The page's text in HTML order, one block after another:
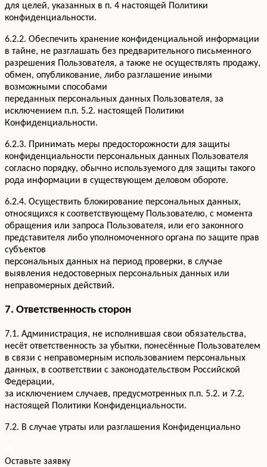
для целей, указанных в п. 4 настоящей Политики
конфиденциальности.
6.2.2. Обеспечить хранение конфиденциальной информации
в тайне, не разглашать без предварительного письменного
разрешения Пользователя, а также не осуществлять продажу,
обмен, опубликование, либо разглашение иными
возможными способами
переданных персональных данных Пользователя, за
исключением п.п. 5.2. настоящей Политики
Конфиденциальности.
6.2.3. Принимать меры предосторожности для защиты
конфиденциальности персональных данных Пользователя
согласно порядку, обычно используемого для защиты такого
рода информации в существующем деловом обороте.
6.2.4. Осуществить блокирование персональных данных,
относящихся к соответствующему Пользователю, с момента
обращения или запроса Пользователя, или его законного
представителя либо уполномоченного органа по защите прав
субъектов
персональных данных на период проверки, в случае
выявления недостоверных персональных данных или
неправомерных действий.
7. Ответственность сторон
7.1. Администрация, не исполнившая свои обязательства,
несёт ответственность за убытки, понесённые Пользователем
в связи с неправомерным использованием персональных
данных, в соответствии с законодательством Российской
Федерации,
за исключением случаев, предусмотренных п.п. 5.2. и 7.2.
настоящей Политики Конфиденциальности.
7.2. В случае утраты или разглашения Конфиденциально
Оставьте заявку